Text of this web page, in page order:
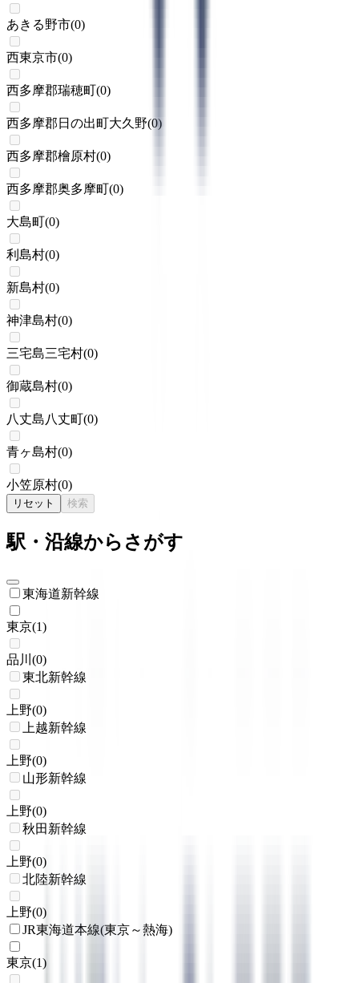
あきる野市(0)
西東京市(0)
西多摩郡瑞穂町(0)
西多摩郡日の出町大久野(0)
西多摩郡檜原村(0)
西多摩郡奥多摩町(0)
大島町(0)
利島村(0)
新島村(0)
神津島村(0)
三宅島三宅村(0)
御蔵島村(0)
八丈島八丈町(0)
青ヶ島村(0)
小笠原村(0)
リセット 検索
駅・沿線からさがす
東海道新幹線
東京(1)
品川 (0)
東北新幹線
上野(0)
上越新幹線
上野(0)
山形新幹線
上野(0)
秋田新幹線
上野(0)
北陸新幹線
上野(0)
JR東海道本線(東京～熱海)
東京(1)